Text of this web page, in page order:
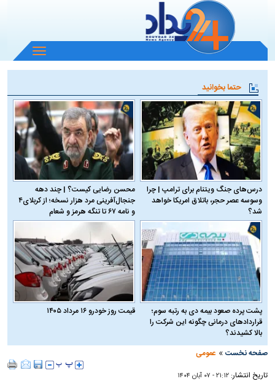
باز
و
منو
حتما بخوانید
درس‌های جنگ ویتنام برای ترامپ | چرا
وسوسه عصر حجر، باتلاق امریکا خواهد
شد؟
محسن رضایی کیست؟ | چند دهه
جنجال‌آفرینی مرد هزار نسخه؛ از کربلای۴
و نامه ۶۷ تا تنگه هرمز و شعام
پشت پرده صعود بیمه دی به رتبه سوم؛
قراردادهای درمانی چگونه این شرکت را
بالا کشیدند؟
قیمت روز خودرو ۱۶ مرداد ۱۴۰۵
صفحه نخست » عمومی
تاریخ انتشار:۲۱:۱۲ - ۰۷ آبان ۱۴۰۴